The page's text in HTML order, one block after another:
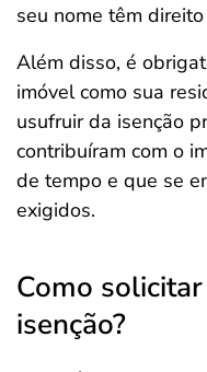
seu nome têm
Além disso, é
imóvel como sua
usufruir da isenção
contribuíram com o
de tempo e que se
exigidos.
Como
isenção?